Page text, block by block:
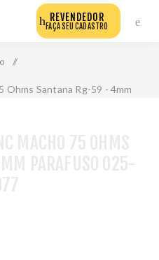
REVENDEDOR
FAÇA SEU CADASTRO
/
Santana Rg-59 - 4mm